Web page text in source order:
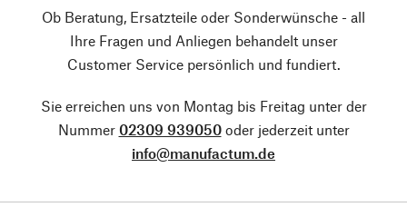
Ob Beratung, Ersatzteile oder Sonderwünsche - all
Ihre Fragen und Anliegen behandelt unser
Customer Service persönlich und fundiert.
Sie erreichen uns von Montag bis Freitag unter der
Nummer 02309 939050oder jederzeit unter
info@manufactum.de